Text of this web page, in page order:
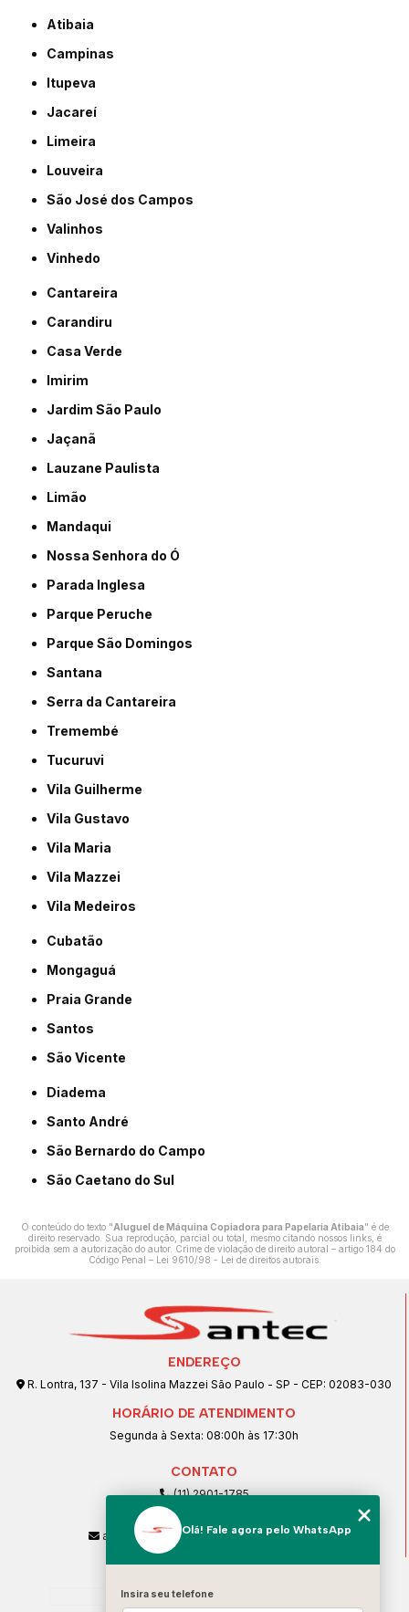
Atibaia
Campinas
Itupeva
Jacareí
Limeira
Louveira
São José dos Campos
Valinhos
Vinhedo
Cantareira
Carandiru
Casa Verde
Imirim
Jardim São Paulo
Jaçanã
Lauzane Paulista
Limão
Mandaqui
Nossa Senhora do Ó
Parada Inglesa
Parque Peruche
Parque São Domingos
Santana
Serra da Cantareira
Tremembé
Tucuruvi
Vila Guilherme
Vila Gustavo
Vila Maria
Vila Mazzei
Vila Medeiros
Cubatão
Mongaguá
Praia Grande
Santos
São Vicente
Diadema
Santo André
São Bernardo do Campo
São Caetano do Sul
O conteúdo do texto "Aluguel de Máquina Copiadora para Papelaria Atibaia" é de
direito reservado. Sua reprodução, parcial ou total, mesmo citando nossos links, é
proibida sem a autorização do autor. Crime de violação de direito autoral – artigo 184 do
Código Penal – Lei 9610/98 - Lei de direitos autorais.
ENDEREÇO
R. Lontra, 137 - Vila Isolina Mazzei São Paulo - SP - CEP: 02083-030
HORÁRIO DE ATENDIMENTO
Segunda à Sexta: 08:00h às 17:30h
CONTATO
(11) 2901-1785
(11) 99239-1832
atendimento@santeccopiadoras.com.br
Home
Olá! Fale agora pelo WhatsApp
Insira seu telefone